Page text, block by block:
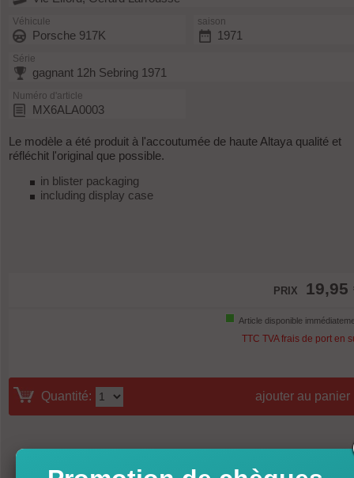
Véhicule
Porsche 917K
saison
1971
Série
gagnant 12h Sebring 1971
Numéro d'article
MX6ALA0003
Le modèle a été produit à l'accoutumée de haute Altaya qualité et
réfléchit l'original que possible.
in blister packaging
including display case
PRIX 19,95
Article disponible
TTC TVA frais de port en
Quantité: ajouter au panier